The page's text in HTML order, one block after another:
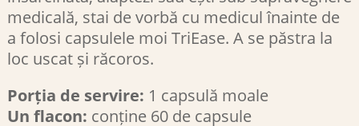
medicală, stai de vorbă cu medicul înainte de
a folosi capsulele moi TriEase. A se păstra la
loc uscat și răcoros.
Porția de servire: 1 capsulă moale
Un flacon: conține 60 de capsule